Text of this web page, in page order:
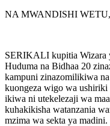
NA MWANDISHI
SERIKALI kupitia Wizara
Huduma na Bidhaa 20
kampuni zinazomilikiwa
kuongeza wigo wa ushiriki
ikiwa ni utekelezaji wa
kuhakikisha watanzania
mzima wa sekta ya madini.